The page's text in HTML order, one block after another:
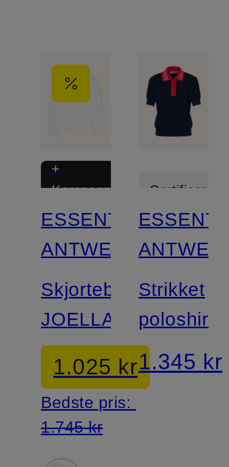
+
Kampagnerabat
ESSENTIEL
ANTWERP
Skjortebluse
JOELLA
1.025 kr
Bedste pris:
1.745 kr
Certificeret
Strikket
poloshirt
1.345 kr